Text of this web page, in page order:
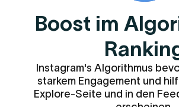
Boost im
Instagram's Algorithmus
starkem Engagement und
Explore-Seite und in den